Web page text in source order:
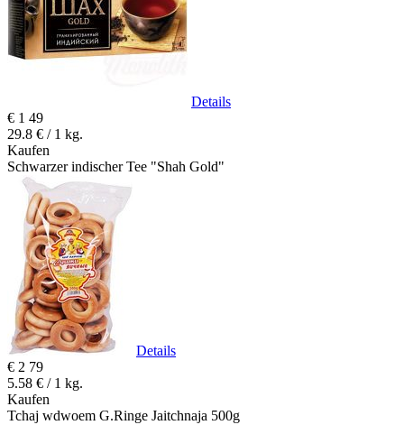
Details
€ 1 49
29.8 € / 1 kg.
Kaufen
Schwarzer indischer Tee "Shah Gold"
Details
€ 2 79
5.58 € / 1 kg.
Kaufen
Tchaj wdwoem G.Ringe Jaitchnaja 500g